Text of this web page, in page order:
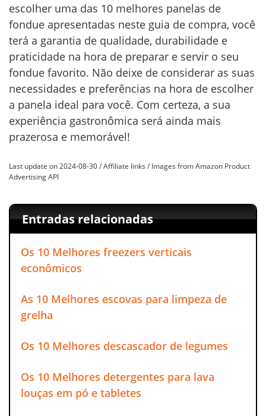
escolher uma das 10 melhores panelas de
fondue apresentadas neste guia de compra, você
terá a garantia de qualidade, durabilidade e
praticidade na hora de preparar e servir o seu
fondue favorito. Não deixe de considerar as suas
necessidades e preferências na hora de escolher
a panela ideal para você. Com certeza, a sua
experiência gastronômica será ainda mais
prazerosa e memorável!
Last update on 2024-08-30 / Affiliate links / Images from Amazon Product
Advertising API
Entradas relacionadas
Os 10 Melhores freezers verticais
econômicos
As 10 Melhores escovas para limpeza de
grelha
Os 10 Melhores descascador de legumes
Os 10 Melhores detergentes para lava
louças em pó e tabletes